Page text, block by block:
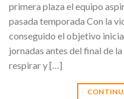
primera plaza el equipo
pasada temporada Con la
conseguido el objetivo
jornadas antes del final de
respirar y […]